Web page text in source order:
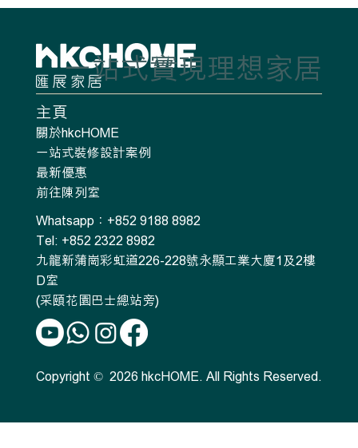
一站式實現理想家居
Whatsapp：+852 9188 8982
Tel: +852 2322 8982
九龍新蒲崗彩虹道226-228號永顯工業大廈1及2樓
D室
(采頤花園巴士總站旁)
主頁
關於hkcHOME
一站式裝修設計案例
最新優惠
前往陳列室
Copyright © 2026 hkcHOME. All Rights Reserved.